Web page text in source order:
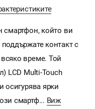
смартфон, който ви
контакт с
време. Той
LCD Multi-Touch
осигурява ярки
смартф... Виж